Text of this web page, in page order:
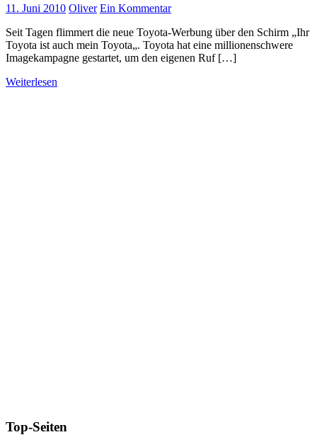
11. Juni 2010 Oliver Ein Kommentar
Seit Tagen flimmert die neue Toyota-Werbung über den Schirm „Ihr
Toyota ist auch mein Toyota„. Toyota hat eine millionenschwere
Imagekampagne gestartet, um den eigenen Ruf […]
Weiterlesen
Top-Seiten